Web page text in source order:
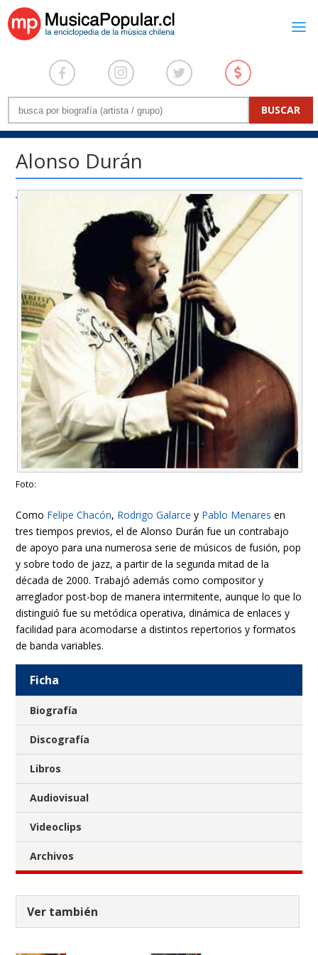
Alonso Durán
Foto:
Como Felipe Chacón, Rodrigo Galarce y Pablo Menares en
tres tiempos previos, el de Alonso Durán fue un contrabajo
de apoyo para una numerosa serie de músicos de fusión, pop
y sobre todo de jazz, a partir de la segunda mitad de la
década de 2000. Trabajó además como compositor y
arreglador post-bop de manera intermitente, aunque lo que lo
distinguió fue su metódica operativa, dinámica de enlaces y
facilidad para acomodarse a distintos repertorios y formatos
de banda variables.
Ficha
Biografía
Discografía
Libros
Audiovisual
Videoclips
Archivos
Ver también